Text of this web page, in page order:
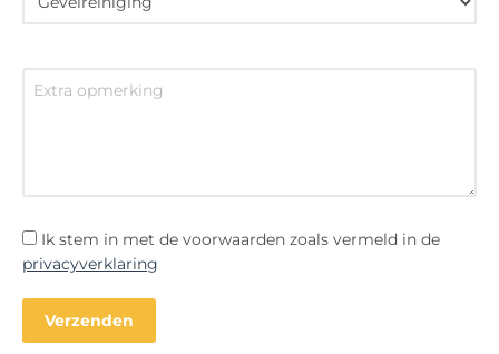
Ik stem in met de voorwaarden zoals vermeld in de
privacyverklaring